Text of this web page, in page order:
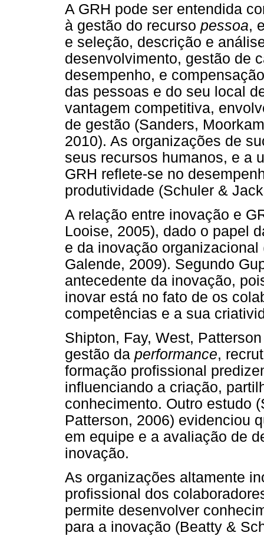
A GRH pode ser entendida
à gestão do recurso pessoa,
e seleção, descrição e
desenvolvimento, gestão de
desempenho, e
das pessoas e do seu local
vantagem competitiva,
de gestão (Sanders,
2010). As organizações de
seus recursos humanos, e a
GRH reflete-se no
produtividade (Schuler &
A relação entre inovação e
Looise, 2005), dado o papel
e da inovação
Galende, 2009). Segundo
antecedente da inovação,
inovar está no fato de os
competências e a sua
Shipton, Fay, West,
gestão da performance,
formação profissional
influenciando a criação,
conhecimento. Outro estudo
Patterson, 2006) evidenciou
em equipe e a avaliação de
inovação.
As organizações altamente
profissional dos
permite desenvolver
para a inovação (Beatty &